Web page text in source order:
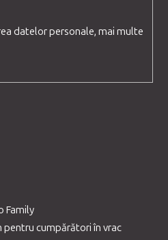
datelor personale, mai multe
Family
pentru cumpărători în vrac